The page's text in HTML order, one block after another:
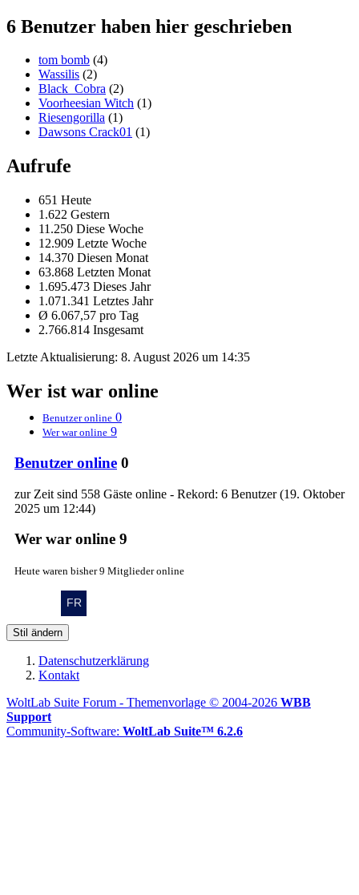
6 Benutzer haben hier geschrieben
tom bomb (4)
Wassilis (2)
Black_Cobra (2)
Voorheesian Witch (1)
Riesengorilla (1)
Dawsons Crack01 (1)
Aufrufe
651 Heute
1.622 Gestern
11.250 Diese Woche
12.909 Letzte Woche
14.370 Diesen Monat
63.868 Letzten Monat
1.695.473 Dieses Jahr
1.071.341 Letztes Jahr
Ø 6.067,57 pro Tag
2.766.814 Insgesamt
Letzte Aktualisierung: 8. August 2026 um 14:35
Wer ist war online
Benutzer online 0
Wer war online 9
Benutzer online 0
zur Zeit sind 558 Gäste online - Rekord: 6 Benutzer (19. Oktober
2025 um 12:44)
Wer war online 9
Heute waren bisher 9 Mitglieder online
Stil ändern
Datenschutzerklärung
Kontakt
WoltLab Suite Forum - Themenvorlage © 2004-2026 WBB
Support
Community-Software: WoltLab Suite™ 6.2.6